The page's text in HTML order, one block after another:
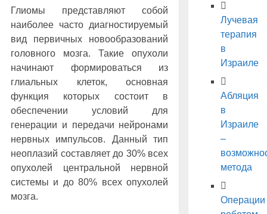
Глиомы представляют собой
наиболее часто диагностируемый
вид первичных новообразований
головного мозга. Такие опухоли
начинают формироваться из
глиальных клеток, основная
функция которых состоит в
обеспечении условий для
генерации и передачи нейронами
нервных импульсов. Данный тип
неоплазий составляет до 30% всех
опухолей центральной нервной
системы и до 80% всех опухолей
мозга.
Лучевая
терапия
в
Израиле
Абляция
в
Израиле
–
метода
Операции